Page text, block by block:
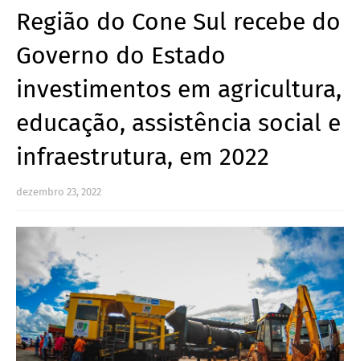
Região do Cone Sul recebe do
Governo do Estado
investimentos em agricultura,
educação, assistência social e
infraestrutura, em 2022
dezembro 23, 2022